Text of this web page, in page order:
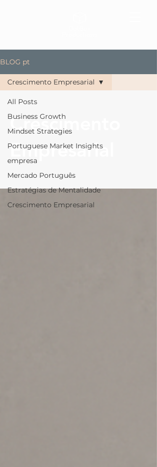
BLOG pt
All Posts
Business Growth
Mindset Strategies
Portuguese Market Insights
empresa
Mercado Português
Estratégias de Mentalidade
Crescimento Empresarial
Crescimento Empresarial
Crescimento
Empresarial